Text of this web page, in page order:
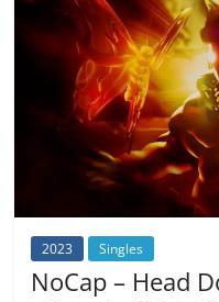
2023 Singles
NoCap – Head